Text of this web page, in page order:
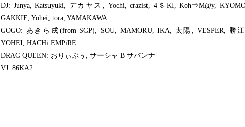
DJ: Junya, Katsuyuki, デカヤス, Yochi, crazist, 4＄KI, Koh⇒M@y,
GAKKIE, Yohei, tora, YAMAKAWA
GOGO: あきら戌(from SGP), SOU, MAMORU, IKA, 太陽, VESPER, 勝
YOHEI, HACHi EMPiRE
DRAG QUEEN: おりぃぶぅ, サーシャ B サバンナ
VJ: 86KA2